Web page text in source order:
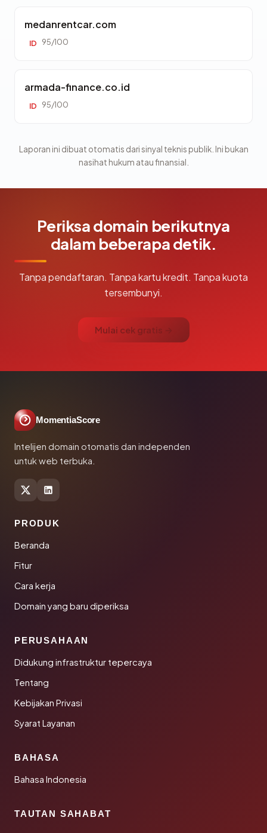
medanrentcar.com
ID 95/100
armada-finance.co.id
ID 95/100
Laporan ini dibuat otomatis dari sinyal teknis publik. Ini bukan
nasihat hukum atau finansial.
Periksa domain berikutnya
dalam beberapa detik.
Tanpa pendaftaran. Tanpa kartu kredit. Tanpa kuota
tersembunyi.
Mulai cek gratis →
MomentiaScore
Intelijen domain otomatis dan independen
untuk web terbuka.
PRODUK
Beranda
Fitur
Cara kerja
Domain yang baru diperiksa
PERUSAHAAN
Didukung infrastruktur tepercaya
Tentang
Kebijakan Privasi
Syarat Layanan
BAHASA
Bahasa Indonesia
TAUTAN SAHABAT